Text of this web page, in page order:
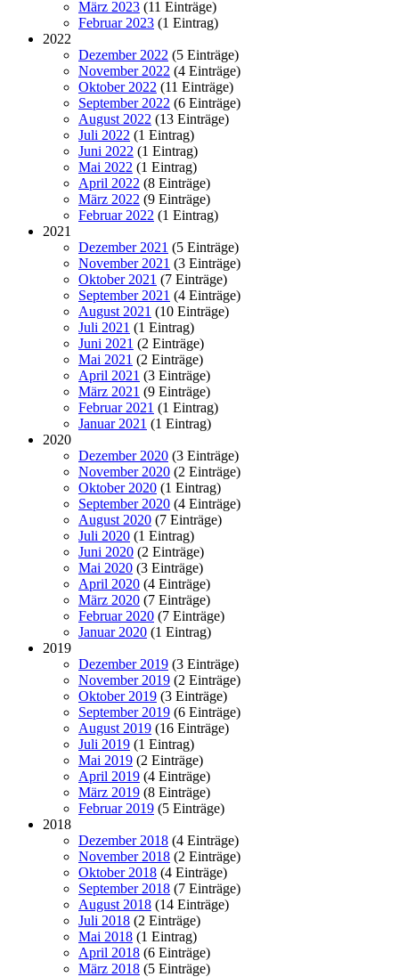
März 2023 (11 Einträge)
Februar 2023 (1 Eintrag)
2022
Dezember 2022 (5 Einträge)
November 2022 (4 Einträge)
Oktober 2022 (11 Einträge)
September 2022 (6 Einträge)
August 2022 (13 Einträge)
Juli 2022 (1 Eintrag)
Juni 2022 (1 Eintrag)
Mai 2022 (1 Eintrag)
April 2022 (8 Einträge)
März 2022 (9 Einträge)
Februar 2022 (1 Eintrag)
2021
Dezember 2021 (5 Einträge)
November 2021 (3 Einträge)
Oktober 2021 (7 Einträge)
September 2021 (4 Einträge)
August 2021 (10 Einträge)
Juli 2021 (1 Eintrag)
Juni 2021 (2 Einträge)
Mai 2021 (2 Einträge)
April 2021 (3 Einträge)
März 2021 (9 Einträge)
Februar 2021 (1 Eintrag)
Januar 2021 (1 Eintrag)
2020
Dezember 2020 (3 Einträge)
November 2020 (2 Einträge)
Oktober 2020 (1 Eintrag)
September 2020 (4 Einträge)
August 2020 (7 Einträge)
Juli 2020 (1 Eintrag)
Juni 2020 (2 Einträge)
Mai 2020 (3 Einträge)
April 2020 (4 Einträge)
März 2020 (7 Einträge)
Februar 2020 (7 Einträge)
Januar 2020 (1 Eintrag)
2019
Dezember 2019 (3 Einträge)
November 2019 (2 Einträge)
Oktober 2019 (3 Einträge)
September 2019 (6 Einträge)
August 2019 (16 Einträge)
Juli 2019 (1 Eintrag)
Mai 2019 (2 Einträge)
April 2019 (4 Einträge)
März 2019 (8 Einträge)
Februar 2019 (5 Einträge)
2018
Dezember 2018 (4 Einträge)
November 2018 (2 Einträge)
Oktober 2018 (4 Einträge)
September 2018 (7 Einträge)
August 2018 (14 Einträge)
Juli 2018 (2 Einträge)
Mai 2018 (1 Eintrag)
April 2018 (6 Einträge)
März 2018 (5 Einträge)